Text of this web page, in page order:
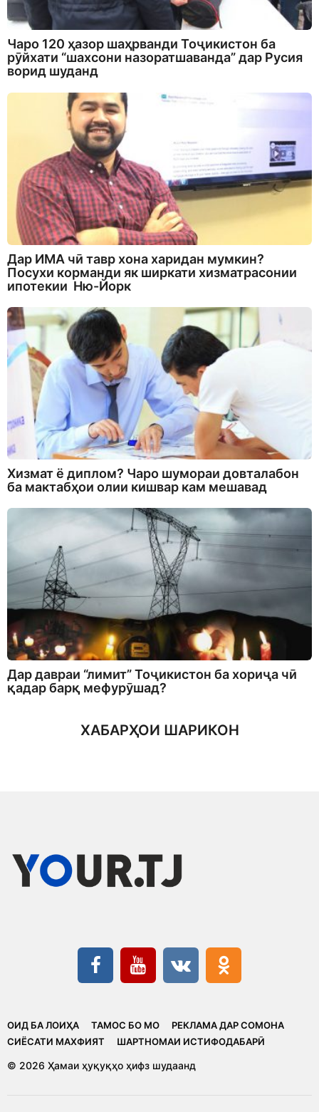
Чаро 120 ҳазор шаҳрванди Тоҷикистон ба
рӯйхати “шахсони назоратшаванда” дар Русия
ворид шуданд
Дар ИМА чӣ тавр хона харидан мумкин?
Посухи корманди як ширкати хизматрасонии
ипотекии Ню-Йорк
Хизмат ё диплом? Чаро шумораи довталабон
ба мактабҳои олии кишвар кам мешавад
Дар давраи “лимит” Тоҷикистон ба хориҷа чӣ
қадар барқ мефурӯшад?
ХАБАРҲОИ ШАРИКОН
ОИД БА ЛОИҲА ТАМОС БО МО
РЕКЛАМА ДАР СОМОНА
CИЁСАТИ МАХФИЯТ
ШАРТНОМАИ ИСТИФОДАБАРӢ
© 2026 Ҳамаи ҳуқуқҳо ҳифз шудаанд